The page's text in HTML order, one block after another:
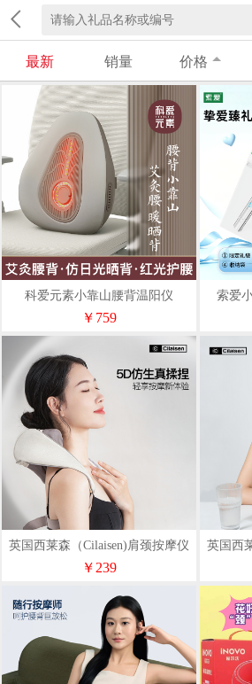
最新 销量 价格
科爱元素小靠山腰背温阳仪
CI194A
￥759
索爱
英国西莱森（Cilaisen)肩颈按摩仪
CP-N5
￥239
英国西